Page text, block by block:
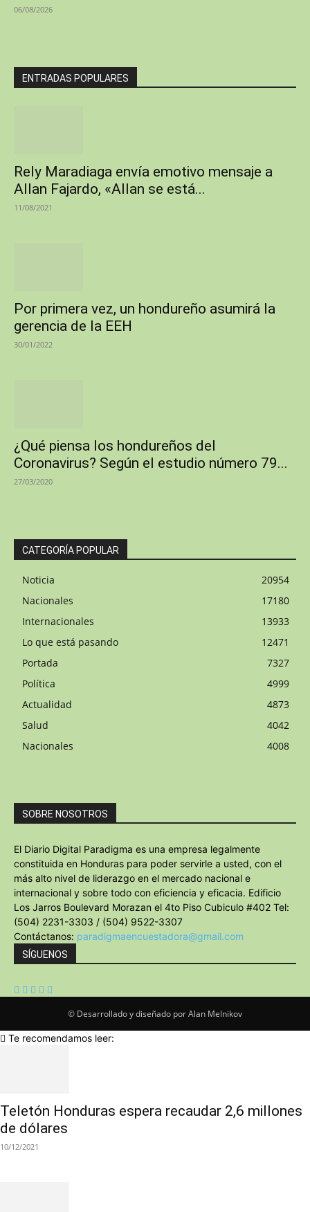
06/08/2026
ENTRADAS POPULARES
Rely Maradiaga envía emotivo mensaje a
Allan Fajardo, «Allan se está...
11/08/2021
Por primera vez, un hondureño asumirá la
gerencia de la EEH
30/01/2022
¿Qué piensa los hondureños del
Coronavirus? Según el estudio número 79...
27/03/2020
CATEGORÍA POPULAR
Noticia
20954
Nacionales
17180
Internacionales
13933
Lo que está pasando
12471
Portada
7327
Política
4999
Actualidad
4873
Salud
4042
Nacionales
4008
SOBRE NOSOTROS
El Diario Digital Paradigma es una empresa legalmente
constituida en Honduras para poder servirle a usted, con el
más alto nivel de liderazgo en el mercado nacional e
internacional y sobre todo con eficiencia y eficacia. Edificio
Los Jarros Boulevard Morazan el 4to Piso Cubiculo #402 Tel:
(504) 2231-3303 / (504) 9522-3307
Contáctanos: paradigmaencuestadora@gmail.com
SÍGUENOS
© Desarrollado y diseñado por Alan Melnikov
Te recomendamos leer:
Teletón Honduras espera recaudar 2,6 millones
de dólares
10/12/2021